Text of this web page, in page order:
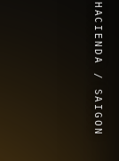
HACIENDA / SAIGON